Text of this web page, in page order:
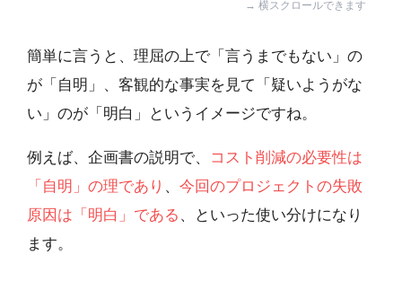
簡単に言うと、理屈の上で「言うまでもない」の
が「自明」、客観的な事実を見て「疑いようがな
い」のが「明白」というイメージですね。
例えば、企画書の説明で、
コスト削減の必要性は
「自明」の理であり 、 今回のプロジェクトの失敗
原因は「明白」である 、といった使い分けになり
ます。